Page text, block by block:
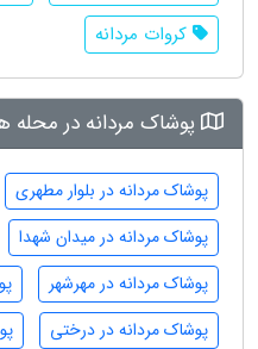
کروات مردانه
پوشاک مردانه در محله
پوشاک مردانه در بلوار مطهری
پوشاک مردانه در میدان شهدا
پوشاک مردانه در مهرشهر
پوشاک مردانه در درختی